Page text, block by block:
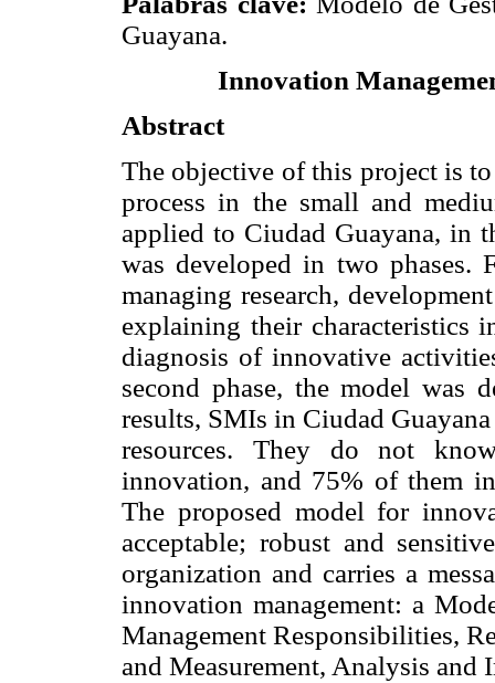
Guayana.
Innovation
Abstract
The objective of this project is
process in the small and
applied to Ciudad Guayana, in
was developed in two phases.
managing research,
explaining their characteristics
diagnosis of innovative
second phase, the model was
results, SMIs in Ciudad
resources. They do not
innovation, and 75% of them
The proposed model for
acceptable; robust and
organization and carries a
innovation management: a
Management Responsibilities,
and Measurement, Analysis and